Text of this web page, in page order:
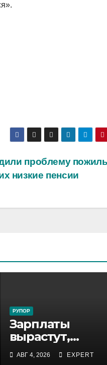
проблему
низкие пенсии
РУПОР
Зарплаты
вырастут,
появятся
300
АВГ 4, 2026 EXPERT